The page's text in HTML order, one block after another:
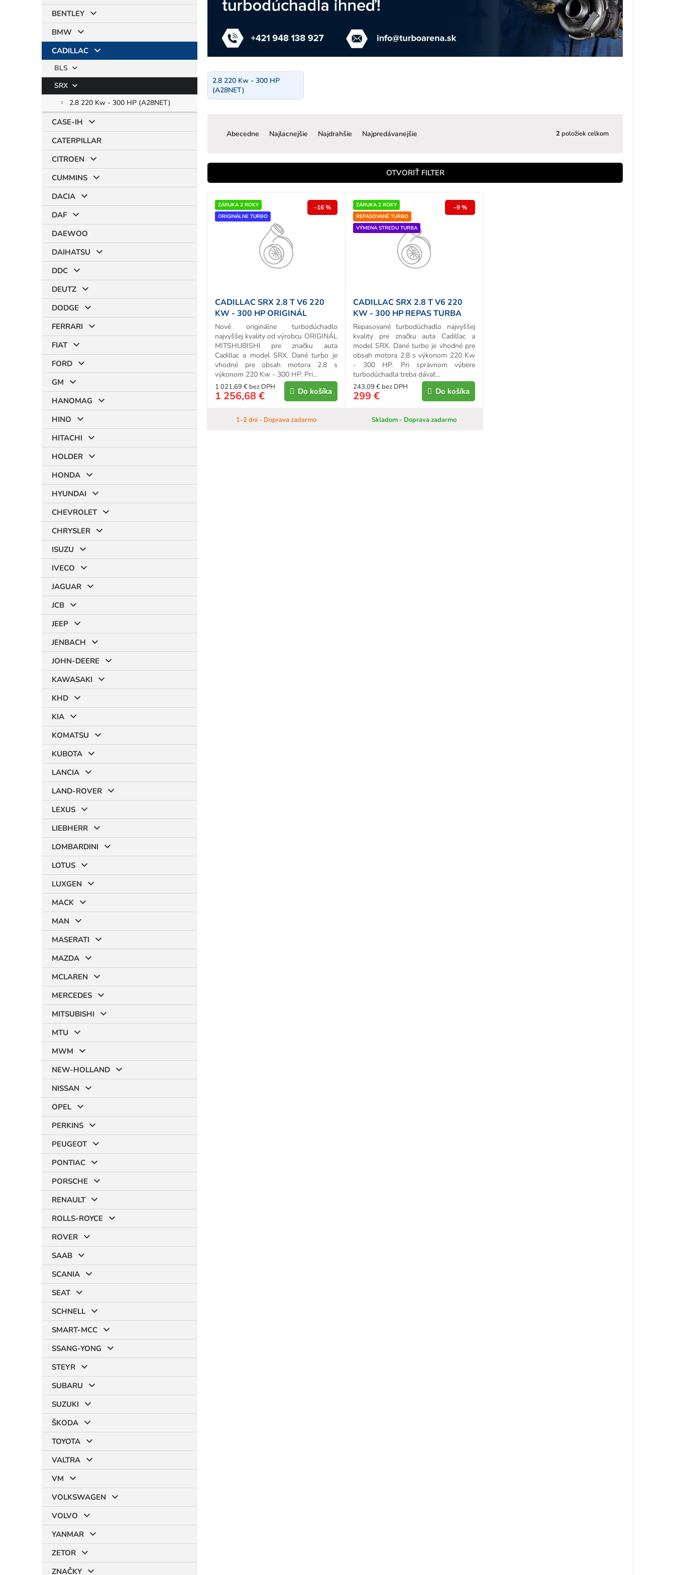
BENTLEY
BMW
CADILLAC
BLS
SRX
2.8 220 Kw - 300 HP (A28NET)
CASE-IH
CATERPILLAR
CITROEN
CUMMINS
DACIA
DAF
DAEWOO
DAIHATSU
DDC
DEUTZ
DODGE
FERRARI
FIAT
FORD
GM
HANOMAG
HINO
HITACHI
HOLDER
HONDA
HYUNDAI
CHEVROLET
CHRYSLER
ISUZU
IVECO
JAGUAR
JCB
JEEP
JENBACH
JOHN-DEERE
KAWASAKI
KHD
KIA
KOMATSU
KUBOTA
LANCIA
LAND-ROVER
LEXUS
LIEBHERR
LOMBARDINI
LOTUS
LUXGEN
MACK
MAN
MASERATI
MAZDA
MCLAREN
MERCEDES
MITSUBISHI
MTU
MWM
NEW-HOLLAND
NISSAN
OPEL
PERKINS
PEUGEOT
PONTIAC
PORSCHE
RENAULT
ROLLS-ROYCE
ROVER
SAAB
SCANIA
SEAT
SCHNELL
SMART-MCC
SSANG-YONG
STEYR
SUBARU
SUZUKI
ŠKODA
TOYOTA
VALTRA
VM
VOLKSWAGEN
VOLVO
YANMAR
ZETOR
ZNAČKY
2.8 220 Kw - 300 HP
(A28NET)
n
p
r
o
Abecedne Najlacnejšie Najdrahšie Najpredávanejšie 2 položiek celkom
OTVORIŤ FILTER
ZÁRUKA 2 ROKY
ORIGINÁLNE TURBO
–16 %
CADILLAC SRX 2.8 T V6 220
KW - 300 HP ORIGINÁL
TURBO
1-2 dni - Doprava zadarmo
1 021,69 € bez DPH
1 256,68 € Do košíka
Nové originálne turbodúchadlo
najvyššej kvality od výrobcu ORIGINÁL
MITSHUBISHI pre značku auta
Cadillac a model SRX. Dané turbo je
vhodné pre obsah motora 2.8 s
výkonom 220 Kw - 300 HP. Pri...
ZÁRUKA 2 ROKY
REPASOVANÉ TURBO
VÝMENA STREDU TURBA
–9 %
CADILLAC SRX 2.8 T V6 220
KW - 300 HP REPAS TURBA
Skladom - Doprava zadarmo
243,09 € bez DPH
299 € Do košíka
Repasované turbodúchadlo najvyššej
kvality pre značku auta Cadillac a
model SRX. Dané turbo je vhodné pre
obsah motora 2.8 s výkonom 220 Kw
- 300 HP. Pri správnom výbere
turbodúchadla treba dávať...